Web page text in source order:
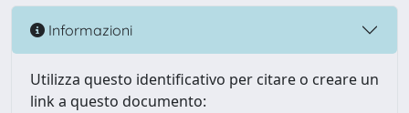
Informazioni
Utilizza questo identificativo per citare o creare un
link a questo documento: